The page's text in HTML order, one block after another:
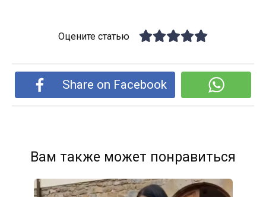
Оцените статью
Share on Facebook
Вам также может понравиться